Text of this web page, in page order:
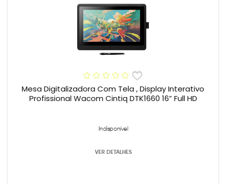
Mesa Digitalizadora Com Tela , Display Interativo
Profissional Wacom Cintiq DTK1660 16” Full HD
Indisponível
VER DETALHES